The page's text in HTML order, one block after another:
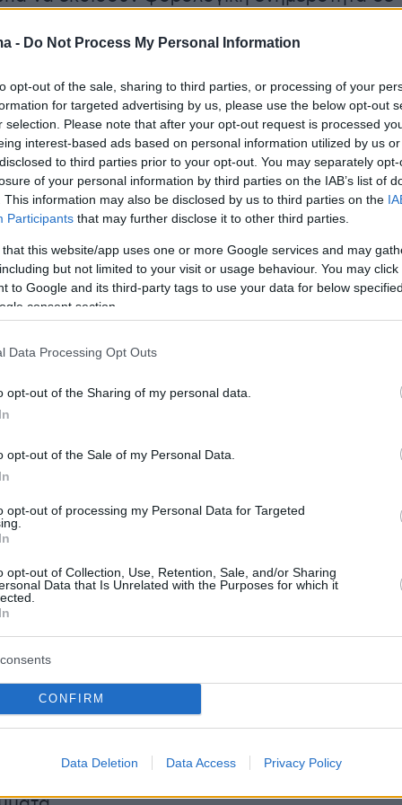
- Do Not Process My Personal Information
opt-out of the sale, sharing to third parties, or processing of your
for targeted advertising by us, please use the below opt-out
selection. Please note that after your opt-out request is processed
interest-based ads based on personal information utilized by us
to third parties prior to your opt-out. You may separately
of your personal information by third parties on the IAB’s list of
This information may also be disclosed by us to third parties on the
Participants that may further disclose it to other third parties.
that this website/app uses one or more Google services and may
but not limited to your visit or usage behaviour. You may
to Google and its third-party tags to use your data for below
consent section.
Data Processing Opt Outs
opt-out of the Sharing of my personal data.
opt-out of the Sale of my Personal Data.
opt-out of processing my Personal Data for Targeted
opt-out of Collection, Use, Retention, Sale, and/or Sharing
Data that Is Unrelated with the Purposes for which it
CONFIRM
Data Deletion Data Access Privacy Policy
ΔΙΑΣ Α.Ε. για τον Δημόσιο Τομέα μπορείτε
Σύμβουλος της ΔΙΑΣ Α.Ε. κ. Σταυρούλα
δήλωσε σχετικά: «Με την ένταξη των
οφειλών στην υπηρεσία πληρωμών IRIS, οι
το Δημόσιο εκσυγχρονίζονται προς όφελος
Πλέον, οι πολίτες και οι επιχειρήσεις
μια φιλική εμπειρία πληρωμής η οποία
καινοτομία με τη μέγιστη ασφάλεια και
ηλεκτρονικές συναλλαγές τους με το
ΣΥΣΤΗΜΑΤΑ (ΔΙΑΣ) Α.Ε.
της το 1989 και αποτελεί τον Εθνικό Φορέα
Διατραπεζικών Πληρωμών. Η ΔΙΑΣ έχει
λειτουργεί το Διατραπεζικό Σύστημα
μέσω του οποίου διακινούνται και
ηλεκτρονικά διατραπεζικές πληρωμές τόσο
όσο και διασυνοριακά και περιλαμβάνει τα
πληρωμών: μεταφορές πίστωσης,
με κάρτες, επιταγές, συναλλαγές σε
Πληρωμών ΔΙΑΣ συμμετέχουν ως μέλη
ιδρύματα καθώς και ιδρύματα πληρωμών
χρήματος που λειτουργούν στην Ελλάδα
του με Συστήματα Πληρωμών του SEPA
σε παρόχους πληρωμών της